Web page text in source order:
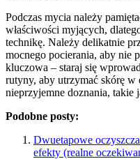
Podczas mycia należy
właściwości myjących,
technikę. Należy delikatnie
mocnego pocierania, aby nie
kluczowa – staraj się
rutyny, aby utrzymać skórę
nieprzyjemne doznania, takie
Podobne posty:
Dwuetapowe
efekty (realne